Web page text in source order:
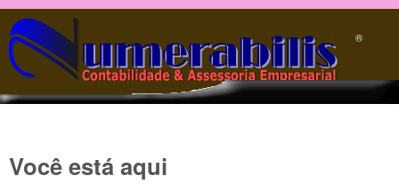
Pular para o conteúdo principal
®️
Você está aqui